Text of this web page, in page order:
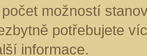
možností
potřebujete
informace.